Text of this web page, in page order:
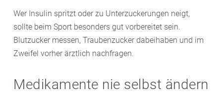
Wer Insulin spritzt oder zu Unterzuckerungen neigt,
sollte beim Sport besonders gut vorbereitet sein.
Blutzucker messen, Traubenzucker dabeihaben und im
Zweifel vorher ärztlich nachfragen.
Medikamente nie selbst ändern